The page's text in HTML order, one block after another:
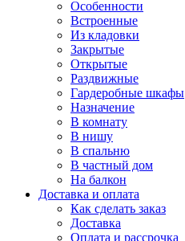
Особенности
Встроенные
Из кладовки
Закрытые
Открытые
Раздвижные
Гардеробные шкафы
Назначение
В комнату
В нишу
В спальню
В частный дом
На балкон
Доставка и оплата
Как сделать заказ
Доставка
Оплата и рассрочка